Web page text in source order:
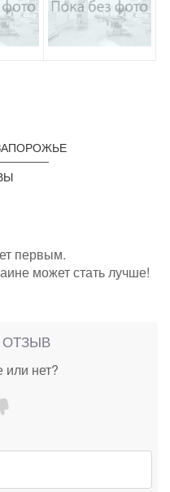
первым.
может стать лучше!
или нет?